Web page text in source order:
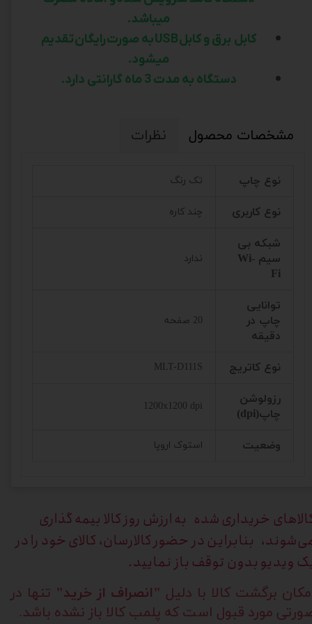
میباشد.
کابل برق و کابل
به صورترایگانتقدیم
میشود.
دستگاه به مدت 3 ماه گارانتی دارد
.
مشخصات محصول نظرات
نوع چاپ تک رنگ
نوع کاربری چند کاره
شبکه بی
سیم Wi-
Fi
ندارد
توانایی
چاپ در
دقیقه
20 صفحه
نوع کاتریج MLT-D111S
رزولوشن
چاپ(dpi)
1200x1200 dpi
وضعیت استوک اروپا
خریداریشده به ارزش روز کالا بیمه گذاری
بنابراین در حضور کالارسان، کالای خود را در
ویدیو بدون توقف باز نمایید.
برگشت کالا با دلیل "انصراف از خرید" تنها در
مورد قبول است که پلمب کالا باز نشده باشد.